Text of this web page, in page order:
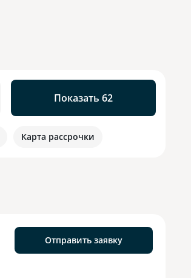
Показать 62
Карта рассрочки
Отправить заявку